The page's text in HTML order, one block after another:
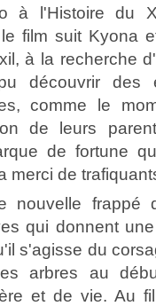
à l'Histoire du
film suit Kyona
à la recherche
découvrir des
comme le
de leurs
de fortune
merci de
nouvelle frappé
qui donnent
s'agisse du
arbres au
et de vie. Au